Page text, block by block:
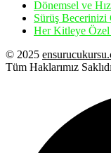
Dönemsel ve
Sürüş
Her Kitleye Özel
© 2025
Tüm Haklarımız